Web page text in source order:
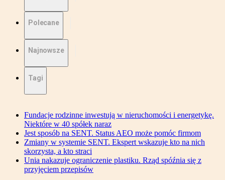
Polecane
Najnowsze
Tagi
Fundacje rodzinne inwestują w nieruchomości i energetykę.
Niektóre w 40 spółek naraz
Jest sposób na SENT. Status AEO może pomóc firmom
Zmiany w systemie SENT. Ekspert wskazuje kto na nich
skorzysta, a kto straci
Unia nakazuje ograniczenie plastiku. Rząd spóźnia się z
przyjęciem przepisów